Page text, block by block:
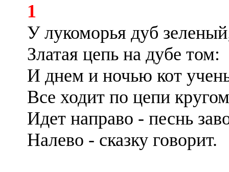
1
У лукоморья дуб
Златая цепь на дубе том:
И днем и ночью кот
Все ходит по цепи
Идет направо - песнь
Налево - сказку говорит.